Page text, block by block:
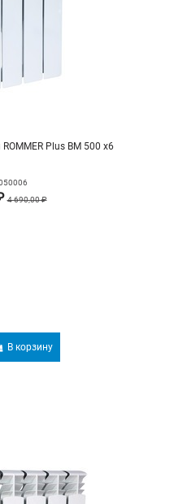
Plus BM 500 х6
4 690,00 ₽
В корзину